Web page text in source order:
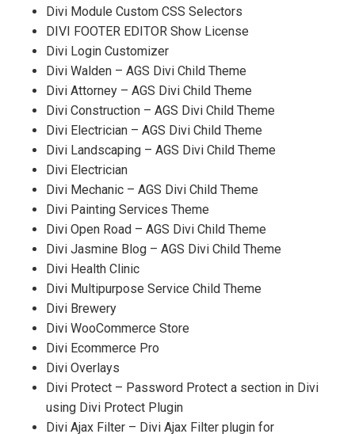
Divi Module Custom CSS Selectors
DIVI FOOTER EDITOR Show License
Divi Login Customizer
Divi Walden – AGS Divi Child Theme
Divi Attorney – AGS Divi Child Theme
Divi Construction – AGS Divi Child Theme
Divi Electrician – AGS Divi Child Theme
Divi Landscaping – AGS Divi Child Theme
Divi Electrician
Divi Mechanic – AGS Divi Child Theme
Divi Painting Services Theme
Divi Open Road – AGS Divi Child Theme
Divi Jasmine Blog – AGS Divi Child Theme
Divi Health Clinic
Divi Multipurpose Service Child Theme
Divi Brewery
Divi WooCommerce Store
Divi Ecommerce Pro
Divi Overlays
Divi Protect – Password Protect a section in Divi
using Divi Protect Plugin
Divi Ajax Filter – Divi Ajax Filter plugin for